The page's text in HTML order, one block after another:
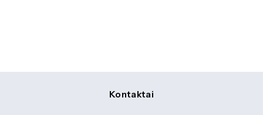
Kontaktai